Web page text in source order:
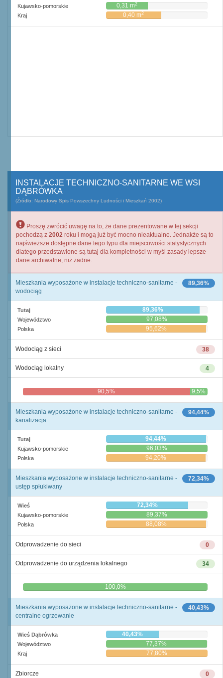
Kujawsko-pomorskie 0,31 m2
Kraj 0,40 m2
INSTALACJE TECHNICZNO-SANITARNE WE WSI
DĄBRÓWKA
(Źródło: Narodowy Spis Powszechny Ludności i Mieszkań 2002)
Proszę zwrócić uwagę na to, że dane prezentowane w tej sekcji
pochodzą z 2002 roku i mogą już być mocno nieaktualne. Jednakże są to
najświeższe dostępne dane tego typu dla miejscowości statystycznych
dlatego przedstawione są tutaj dla kompletności w myśl zasady lepsze
dane archiwalne, niż żadne.
89,36%
Mieszkania wyposażone w instalacje techniczno-sanitarne -
wodociąg
Tutaj 89,36%
Województwo 97,08%
Polska 95,62%
38
Wodociąg z sieci
4
Wodociąg lokalny
90,5% 9,5%
94,44%
Mieszkania wyposażone w instalacje techniczno-sanitarne -
kanalizacja
Tutaj 94,44%
Kujawsko-pomorskie 96,03%
Polska 94,20%
72,34%
Mieszkania wyposażone w instalacje techniczno-sanitarne -
ustęp spłukiwany
Wieś 72,34%
Kujawsko-pomorskie 89,37%
Polska 88,08%
0
Odprowadzenie do sieci
34
Odprowadzenie do urządzenia lokalnego
0,0% 100,0%
40,43%
Mieszkania wyposażone w instalacje techniczno-sanitarne -
centralne ogrzewanie
Wieś Dąbrówka 40,43%
Województwo 77,37%
Kraj 77,80%
0
Zbiorcze